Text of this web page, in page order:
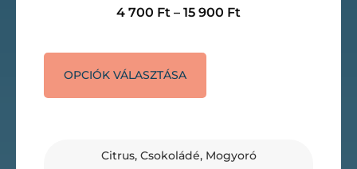
4 700 Ft – 15 900 Ft
OPCIÓK VÁLASZTÁSA
Citrus, Csokoládé, Mogyoró